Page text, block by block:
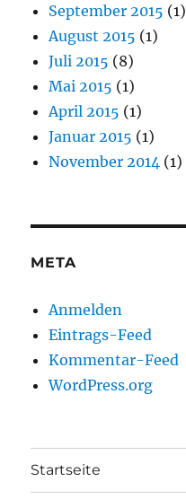
September 2015 (1)
August 2015 (1)
Juli 2015 (8)
Mai 2015 (1)
April 2015 (1)
Januar 2015 (1)
November 2014 (1)
META
Anmelden
Eintrags-Feed
Kommentar-Feed
WordPress.org
Startseite